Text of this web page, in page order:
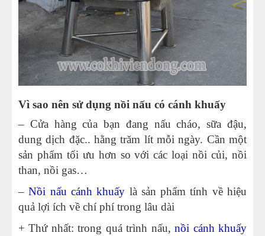
Vì sao nên sử dụng nồi nấu có cánh khuấy
– Cửa hàng của bạn đang nấu cháo, sữa đậu,
dung dịch đặc.. hằng trăm lít mỗi ngày. Cần một
sản phẩm tối ưu hơn so với các loại nồi củi, nồi
than, nồi gas…
–Nồi nấu cánh khuấy là sản phẩm tính về hiệu
quả lợi ích về chí phí trong lâu dài
+ Thứ nhất: trong quá trình nấu,nồi cánh khuấy